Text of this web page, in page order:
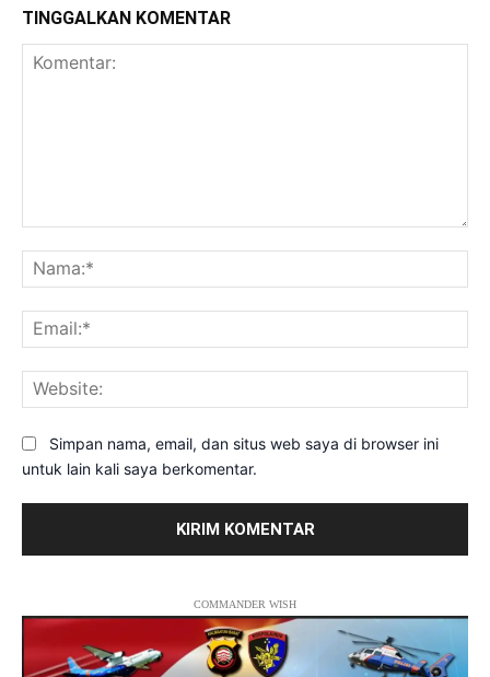
TINGGALKAN KOMENTAR
Simpan nama, email, dan situs web saya di browser ini
untuk lain kali saya berkomentar.
COMMANDER WISH